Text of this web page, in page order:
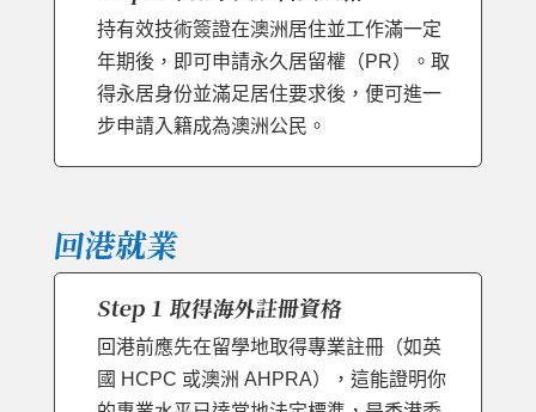
持有效技術簽證在澳洲居住並工作滿一定
年期後，即可申請永久居留權（PR）。取
得永居身份並滿足居住要求後，便可進一
步申請入籍成為澳洲公民。
回港就業
Step 1 取得海外註冊資格
回港前應先在留學地取得專業註冊（如英
國 HCPC 或澳洲 AHPRA），這能證明你